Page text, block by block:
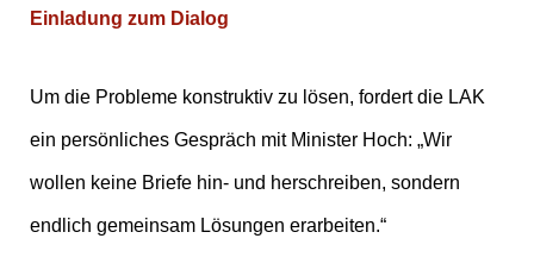
Einladung zum Dialog
Um die Probleme konstruktiv zu lösen, fordert die LAK
ein persönliches Gespräch mit Minister Hoch: „Wir
wollen keine Briefe hin- und herschreiben, sondern
endlich gemeinsam Lösungen erarbeiten.“